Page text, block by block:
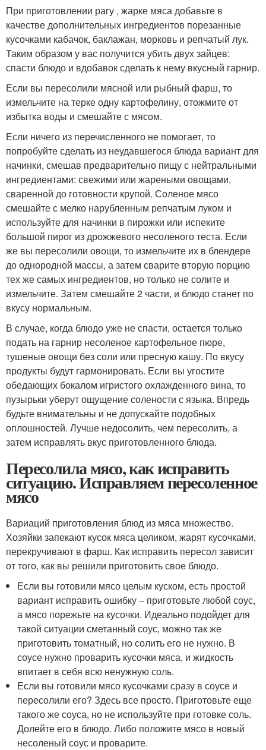
При приготовлении рагу , жарке мяса добавьте в
качестве дополнительных ингредиентов порезанные
кусочками кабачок, баклажан, морковь и репчатый лук.
Таким образом у вас получится убить двух зайцев:
спасти блюдо и вдобавок сделать к нему вкусный гарнир.
Если вы пересолили мясной или рыбный фарш, то
измельчите на терке одну картофелину, отожмите от
избытка воды и смешайте с мясом.
Если ничего из перечисленного не помогает, то
попробуйте сделать из неудавшегося блюда вариант для
начинки, смешав предварительно пищу с нейтральными
ингредиентами: свежими или жареными овощами,
сваренной до готовности крупой. Соленое мясо
смешайте с мелко нарубленным репчатым луком и
используйте для начинки в пирожки или испеките
большой пирог из дрожжевого несоленого теста. Если
же вы пересолили овощи, то измельчите их в блендере
до однородной массы, а затем сварите вторую порцию
тех же самых ингредиентов, но только не солите и
измельчите. Затем смешайте 2 части, и блюдо станет по
вкусу нормальным.
В случае, когда блюдо уже не спасти, остается только
подать на гарнир несоленое картофельное пюре,
тушеные овощи без соли или пресную кашу. По вкусу
продукты будут гармонировать. Если вы угостите
обедающих бокалом игристого охлажденного вина, то
пузырьки уберут ощущение солености с языка. Впредь
будьте внимательны и не допускайте подобных
оплошностей. Лучше недосолить, чем пересолить, а
затем исправлять вкус приготовленного блюда.
Пересолила мясо, как исправить
ситуацию. Исправляем пересоленное
мясо
Вариаций приготовления блюд из мяса множество.
Хозяйки запекают кусок мяса целиком, жарят кусочками,
перекручивают в фарш. Как исправить пересол зависит
от того, как вы решили приготовить свое блюдо.
Если вы готовили мясо целым куском, есть простой
вариант исправить ошибку – приготовьте любой соус,
а мясо порежьте на кусочки. Идеально подойдет для
такой ситуации сметанный соус, можно так же
приготовить томатный, но солить его не нужно. В
соусе нужно проварить кусочки мяса, и жидкость
впитает в себя всю ненужную соль.
Если вы готовили мясо кусочками сразу в соусе и
пересолили его? Здесь все просто. Приготовьте еще
такого же соуса, но не используйте при готовке соль.
Долейте его в блюдо. Либо положите мясо в новый
несоленый соус и проварите.